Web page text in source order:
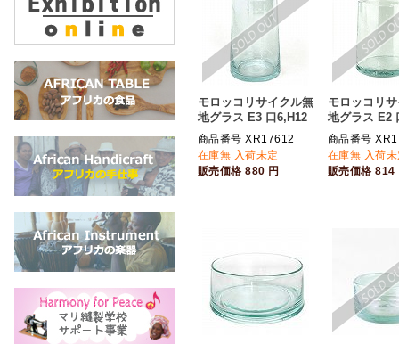
モロッコリサイクル無
地グラス E3 口6,H12
商品番号 XR17612
在庫無 入荷未定
販売価格880 円
モロッコリ
地グラス E2
商品番号
在庫無 入荷
販売価格814